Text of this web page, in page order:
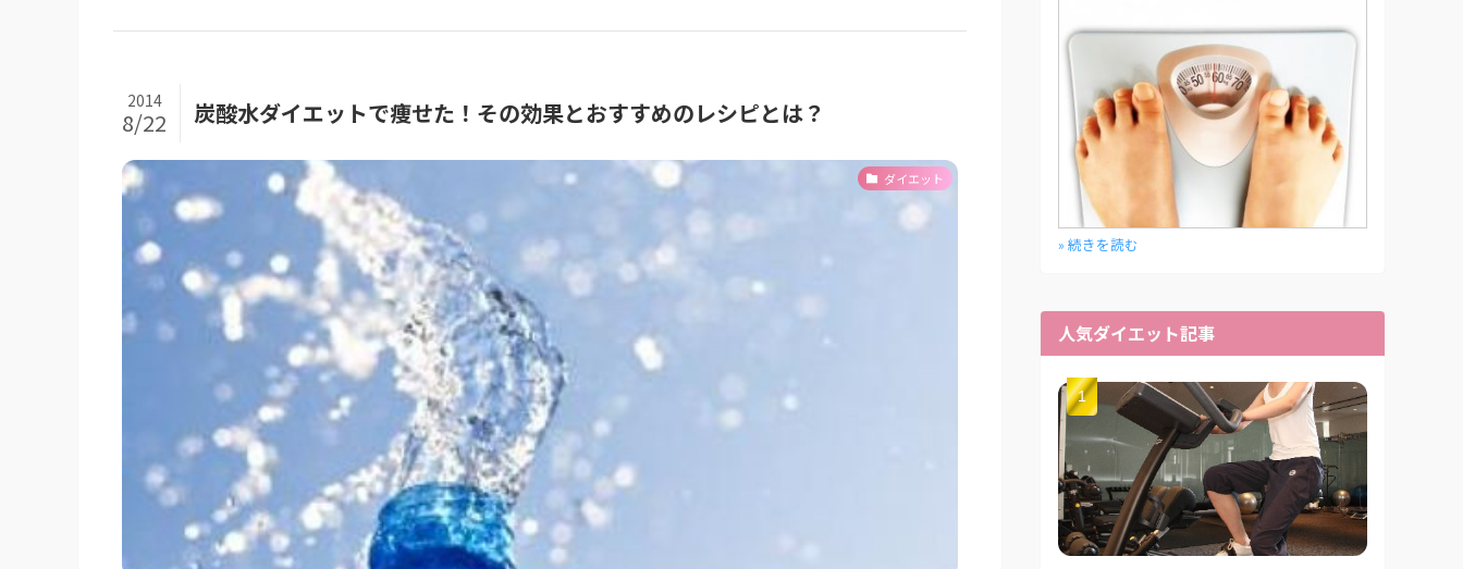
炭酸水ダイエットで痩せた！その効果とおすすめのレシピとは？
2014
8/22
ダイエット
» 続きを読む
人気ダイエット記事